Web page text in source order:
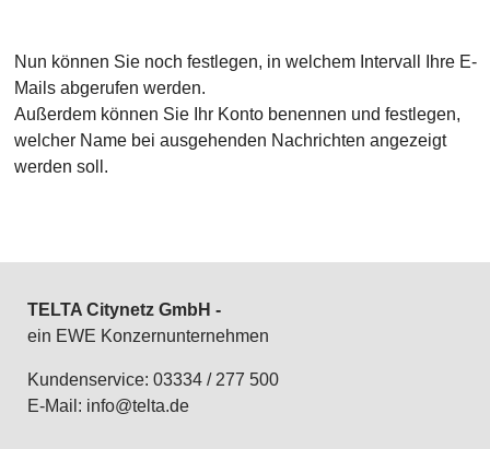
Nun können Sie noch festlegen, in welchem Intervall Ihre E-
Mails abgerufen werden.
Außerdem können Sie Ihr Konto benennen und festlegen,
welcher Name bei ausgehenden Nachrichten angezeigt
werden soll.
TELTA Citynetz GmbH -
ein EWE Konzernunternehmen
Kundenservice: 03334 / 277 500
E-Mail: info@telta.de